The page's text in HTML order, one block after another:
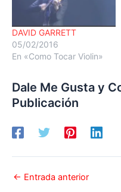
DAVID GARRETT
05/02/2016
En «Como Tocar Violin»
Dale Me Gusta y
Publicación
← Entrada anterior